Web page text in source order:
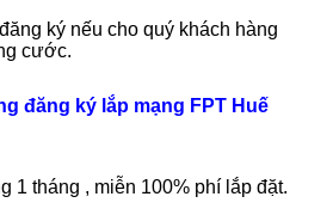
ký nếu cho quý khách hàng
cước.
đăng ký lắp mạng FPT Huế
1 tháng , miễn 100% phí lắp đặt.